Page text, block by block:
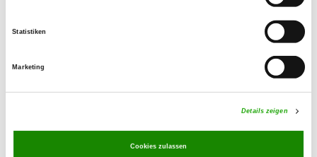
Statistiken
Marketing
Details zeigen
Cookies zulassen
Details
Tauschweg Am Klärweg 33
OG - Hohenroda
36284 Hohenroda Mansbach